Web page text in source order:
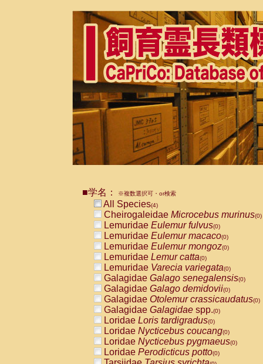
■学名： ※複数選択可・or検索
All Species(4)
Cheirogaleidae Microcebus murinus(0)
Lemuridae Eulemur fulvus(0)
Lemuridae Eulemur macaco(0)
Lemuridae Eulemur mongoz(0)
Lemuridae Lemur catta(0)
Lemuridae Varecia variegata(0)
Galagidae Galago senegalensis(0)
Galagidae Galago demidovii(0)
Galagidae Otolemur crassicaudatus(0)
Galagidae Galagidae spp.(0)
Loridae Loris tardigradus(0)
Loridae Nycticebus coucang(0)
Loridae Nycticebus pygmaeus(0)
Loridae Perodicticus potto(0)